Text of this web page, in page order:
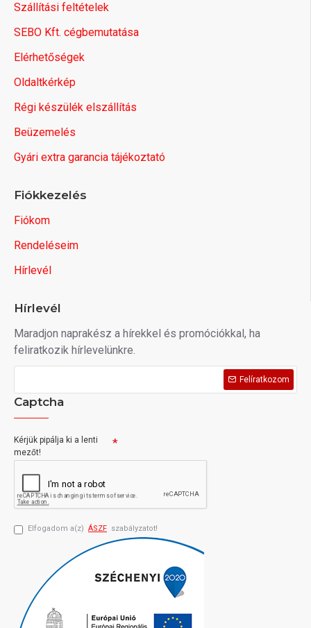
Szállítási feltételek
SEBO Kft. cégbemutatása
Elérhetőségek
Oldaltkérkép
Régi készülék elszállítás
Beüzemelés
Gyári extra garancia tájékoztató
Fiókkezelés
Fiókom
Rendeléseim
Hírlevél
Hírlevél
Maradjon naprakész a hírekkel és promóciókkal, ha
feliratkozik hírlevelünkre.
Felíratkozom
Captcha
Kérjük pipálja ki a lenti
mezőt!
Elfogadom a(z) ÁSZF szabályzatot!